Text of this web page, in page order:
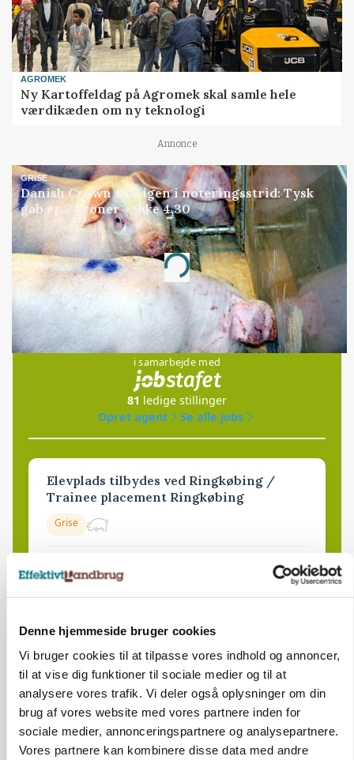
Denne hjemmeside bruger cookies
Vi bruger cookies til at tilpasse vores indhold og annoncer,
til at vise dig funktioner til sociale medier og til at
analysere vores trafik. Vi deler også oplysninger om din
brug af vores website med vores partnere inden for
sociale medier, annonceringspartnere og analysepartnere.
Vores partnere kan kombinere disse data med andre
AGROMEK
Ny Kartoffeldag på Agromek skal samle hele
værdikæden om ny teknologi
Annonce
GRISE
Danish Crown slår igen i noteringsstrid: Tysk
gab er 3 kroner – ikke 4,30
Annonce
Loading...
Jobs
i samarbejde med
81 ledige stillinger
Opret agent
Se alle jobs
Elevplads tilbydes ved Ringkøbing /
Trainee placement Ringkøbing
Grise
06. aug.
dræn/entreprenørarbejde.
Anlæg Kloak
4690, Haslev NY 06. aug.